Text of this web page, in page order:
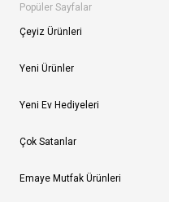
Popüler Sayfalar
Çeyiz Ürünleri
Yeni Ürünler
Yeni Ev Hediyeleri
Çok Satanlar
Emaye Mutfak Ürünleri